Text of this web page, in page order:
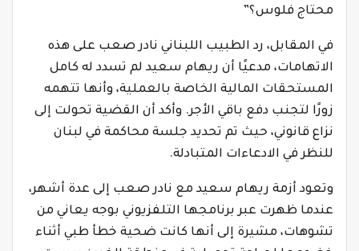
محتاج فلوس؟”
في المقابل، رد الطبيب اللبناني نادر صعب على هذه
الاتهامات، مدعيًا أن ريهام سعيد لم تسدد له كامل
المستحقات المالية الخاصة بالعملية، وأنها تتهمه
زورًا لتجنب دفع باقي الأجر. وأكد أن القضية تحولت إلى
نزاع قانوني، حيث تم تحديد جلسة محاكمة في لبنان
للنظر في الادعاءات المتبادلة.
وتعود أزمة ريهام سعيد مع نادر صعب إلى عدة أشهر،
عندما ظهرت عبر برنامجها التلفزيوني بوجه يعاني من
تشوهات، مشيرة إلى أنها كانت ضحية خطأ طبي أثناء